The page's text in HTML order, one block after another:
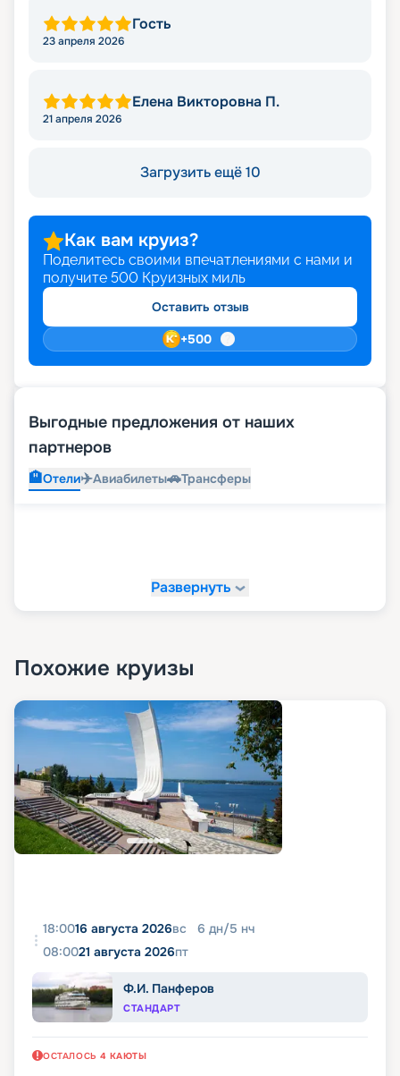
Гость
23 апреля 2026
Елена Викторовна П.
21 апреля 2026
Загрузить ещё 10
Как вам круиз?
Поделитесь своими впечатлениями с нами и
получите 500 Круизных миль
Оставить отзыв
+500
Выгодные предложения от наших
партнеров
🏨Отели✈️Авиабилеты🚗Трансферы
Развернуть
Похожие круизы
18:0016 августа 2026вс 6 дн/5 нч
08:0021 августа 2026пт
Ф.И. Панферов
СТАНДАРТ
ОСТАЛОСЬ 4 КАЮТЫ